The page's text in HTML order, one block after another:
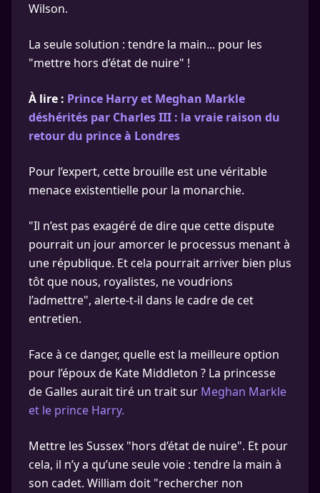
Wilson.
La seule solution : tendre la main... pour les
"mettre hors d’état de nuire" !
À lire : Prince Harry et Meghan Markle
déshérités par Charles III : la vraie raison du
retour du prince à Londres
Pour l’expert, cette brouille est une véritable
menace existentielle pour la monarchie.
"Il n’est pas exagéré de dire que cette dispute
pourrait un jour amorcer le processus menant à
une république. Et cela pourrait arriver bien plus
tôt que nous, royalistes, ne voudrions
l’admettre", alerte-t-il dans le cadre de cet
entretien.
Face à ce danger, quelle est la meilleure option
pour l’époux de Kate Middleton ? La princesse
de Galles aurait tiré un trait sur Meghan Markle
et le prince Harry.
Mettre les Sussex "hors d’état de nuire". Et pour
cela, il n’y a qu’une seule voie : tendre la main à
son cadet. William doit "rechercher non